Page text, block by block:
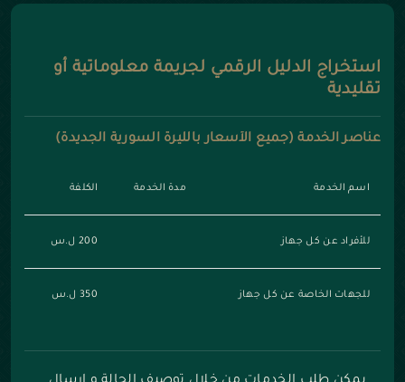
استخراج الدليل الرقمي لجريمة معلوماتية أو
تقليدية
عناصر الخدمة (جميع الأسعار بالليرة السورية الجديدة)
اسم الخدمة مدة الخدمة الكلفة
للأفراد عن كل جهاز 200 ل.س
للجهات الخاصة عن كل جهاز 350 ل.س